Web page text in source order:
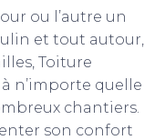
ou l’autre un
et tout autour,
Toiture
n’importe quelle
chantiers.
son confort